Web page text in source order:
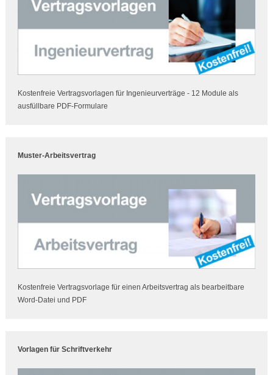
Kostenfreie Vertragsvorlagen für Ingenieurverträge - 12 Module als
ausfüllbare PDF-Formulare
Muster-Arbeitsvertrag
Kostenfreie Vertragsvorlage für einen Arbeitsvertrag als bearbeitbare
Word-Datei und PDF
Vorlagen für Schriftverkehr